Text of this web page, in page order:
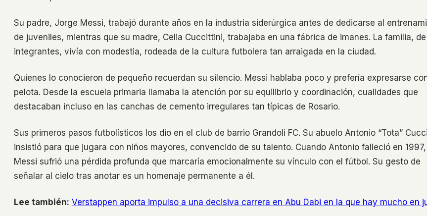
Su padre, Jorge Messi, trabajó durante años en la industria siderúrgica antes de dedicarse al
de juveniles, mientras que su madre, Celia Cuccittini, trabajaba en una fábrica de imanes. La familia,
integrantes, vivía con modestia, rodeada de la cultura futbolera tan arraigada en la ciudad.
Quienes lo conocieron de pequeño recuerdan su silencio. Messi hablaba poco y prefería expresarse
pelota. Desde la escuela primaria llamaba la atención por su equilibrio y coordinación, cualidades que
destacaban incluso en las canchas de cemento irregulares tan típicas de Rosario.
Sus primeros pasos futbolísticos los dio en el club de barrio Grandoli FC. Su abuelo Antonio “Tota”
insistió para que jugara con niños mayores, convencido de su talento. Cuando Antonio falleció en 1997,
Messi sufrió una pérdida profunda que marcaría emocionalmente su vínculo con el fútbol. Su gesto de
señalar al cielo tras anotar es un homenaje permanente a él.
Lee también: Verstappen aporta impulso a una decisiva carrera en Abu Dabi en la que hay mucho en